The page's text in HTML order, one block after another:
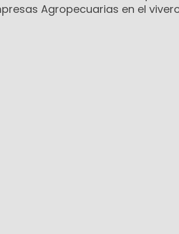
Agropecuarias en el